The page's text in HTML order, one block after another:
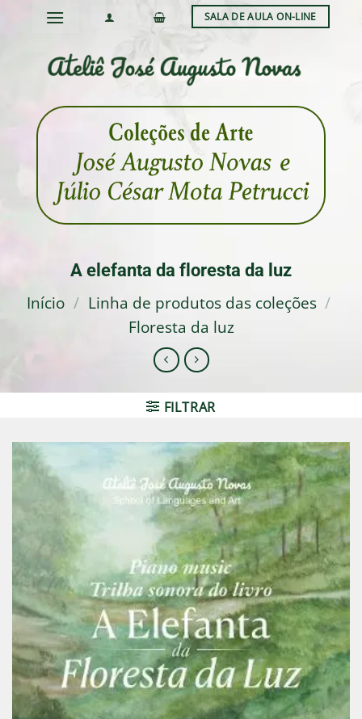
SALA DE AULA ON-LINE
A elefanta da floresta da luz
Início / Linha de produtos das coleções /
Floresta da luz
FILTRAR